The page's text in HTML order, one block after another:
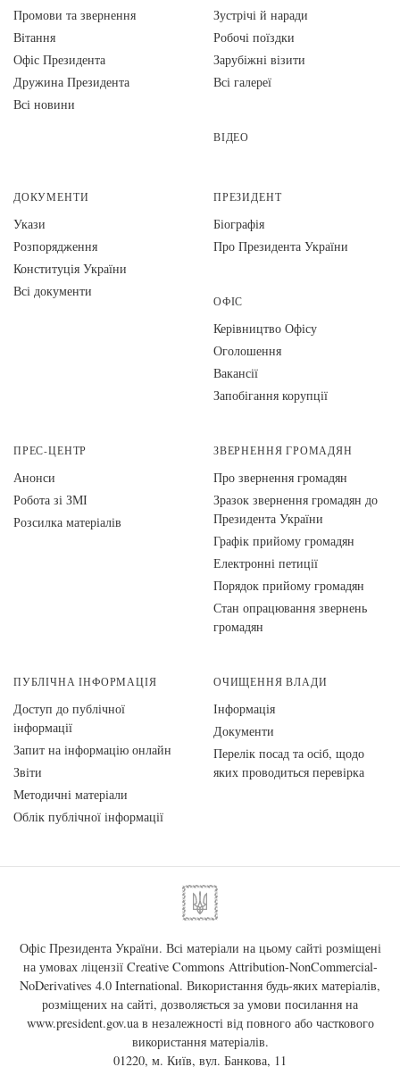
Промови та звернення
Вiтання
Офіс Президента
Дружина Президента
Всі новини
Зустрічі й наради
Робочі поїздки
Зарубіжні візити
Всі галереї
ВІДЕО
ДОКУМЕНТИ
Укази
Розпорядження
Конституція України
Всі документи
ПРЕЗИДЕНТ
Біографія
Про Президента України
ОФІС
Керівництво Офісу
Оголошення
Вакансії
Запобігання корупції
ПРЕС-ЦЕНТР
Анонси
Робота зі ЗМІ
Розсилка матеріалів
ЗВЕРНЕННЯ ГРОМАДЯН
Про звернення громадян
Зразок звернення громадян до
Президента України
Графік прийому громадян
Електронні петиції
Порядок прийому громадян
Стан опрацювання звернень
громадян
ПУБЛІЧНА ІНФОРМАЦІЯ
Доступ до публічної
інформації
Запит на інформацію онлайн
Звіти
Методичні матеріали
Облік публічної інформації
ОЧИЩЕННЯ ВЛАДИ
Інформація
Документи
Перелік посад та осіб, щодо
яких проводиться перевірка
Офіс Президента України. Всі матеріали на цьому сайті розміщені
на умовах ліцензії Creative Commons Attribution-NonCommercial-
NoDerivatives 4.0 International. Використання будь-яких матеріалів,
розміщених на сайті, дозволяється за умови посилання на
www.president.gov.uaв незалежності від повного або часткового
використання матеріалів.
01220, м. Київ, вул. Банкова, 11